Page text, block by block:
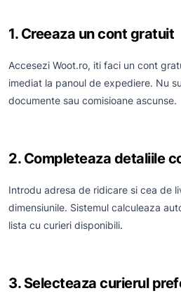
1. Creeaza un cont gratuit
Accesezi Woot.ro, iti faci un cont
imediat la panoul de expediere. Nu
documente sau comisioane ascunse.
2. Completeaza detaliile
Introdu adresa de ridicare si cea de
dimensiunile. Sistemul calculeaza
lista cu curieri disponibili.
3. Selecteaza curierul